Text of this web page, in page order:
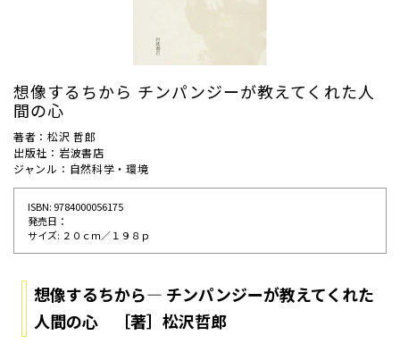
想像するちから チンパンジーが教えてくれた人
間の心
著者：松沢 哲郎
出版社：岩波書店
ジャンル：自然科学・環境
ISBN: 9784000056175
発売⽇：
サイズ: ２０ｃｍ／１９８ｐ
想像するちから― チンパンジーが教えてくれた
人間の心 ［著］松沢哲郎